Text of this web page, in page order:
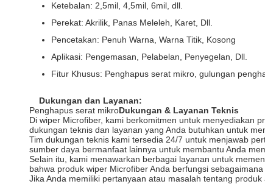
Ketebalan: 2,5mil, 4,5mil, 6mil, dll.
Perekat: Akrilik, Panas Meleleh, Karet, Dll.
Pencetakan: Penuh Warna, Warna Titik, Kosong
Aplikasi: Pengemasan, Pelabelan, Penyegelan, Dll.
Fitur Khusus: Penghapus serat mikro, gulungan
Dukungan dan Layanan:
Penghapus serat mikroDukungan & Layanan Teknis
Di wiper Microfiber, kami berkomitmen untuk menyediakan
dukungan teknis dan layanan yang Anda butuhkan untuk
Tim dukungan teknis kami tersedia 24/7 untuk menjawab
sumber daya bermanfaat lainnya untuk membantu Anda
Selain itu, kami menawarkan berbagai layanan untuk
bahwa produk wiper Microfiber Anda berfungsi
Jika Anda memiliki pertanyaan atau masalah tentang